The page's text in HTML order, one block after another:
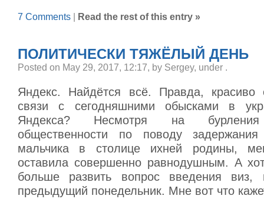
7 Comments Read the rest of this entry »
ПОЛИТИЧЕСКИ ТЯЖЁЛЫЙ ДЕНЬ
Posted on May 29, 2017, 12:17, by Sergey, under .
Яндекс. Найдётся всё. Правда, красиво
связи с сегодняшними обысками в
Яндекса? Несмотря на бурления
общественности по поводу задержания
мальчика в столице ихней родины,
оставила совершенно равнодушным. А
больше развить вопрос введения виз,
предыдущий понедельник. Мне вот что